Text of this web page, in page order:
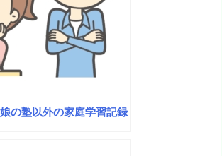
の塾以外の家庭学習記録